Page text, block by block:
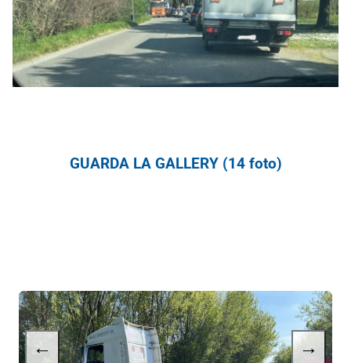
GUARDA LA GALLERY (14 foto)
← →